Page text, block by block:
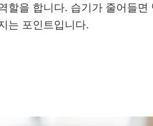
할을 합니다. 습기가 줄어들면
는 포인트입니다.